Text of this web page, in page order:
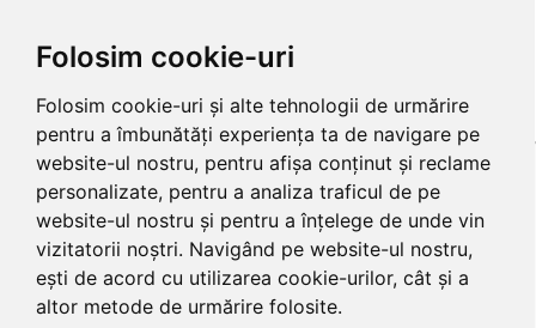
Folosim cookie-uri
Folosim cookie-uri și alte tehnologii de urmărire
pentru a îmbunătăți experiența ta de navigare pe
website-ul nostru, pentru afișa conținut și reclame
personalizate, pentru a analiza traficul de pe
website-ul nostru și pentru a înțelege de unde vin
vizitatorii noștri. Navigând pe website-ul nostru,
ești de acord cu utilizarea cookie-urilor, cât și a
altor metode de urmărire folosite.